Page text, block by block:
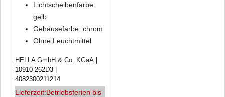
Lichtscheibenfarbe:
gelb
Gehäusefarbe: chrom
Ohne Leuchtmittel
HELLA GmbH & Co. KGaA
10910 262D3
4082300211214
Lieferzeit:Betriebsferien bis